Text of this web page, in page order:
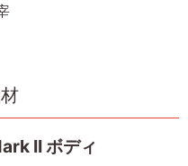
II ボディ